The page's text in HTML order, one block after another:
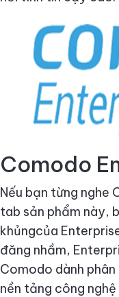
Comodo
Nếu bạn từng nghe
tab sản phẩm này,
khủngcủa
đăng nhầm,
Comodo dành
nền tảng công